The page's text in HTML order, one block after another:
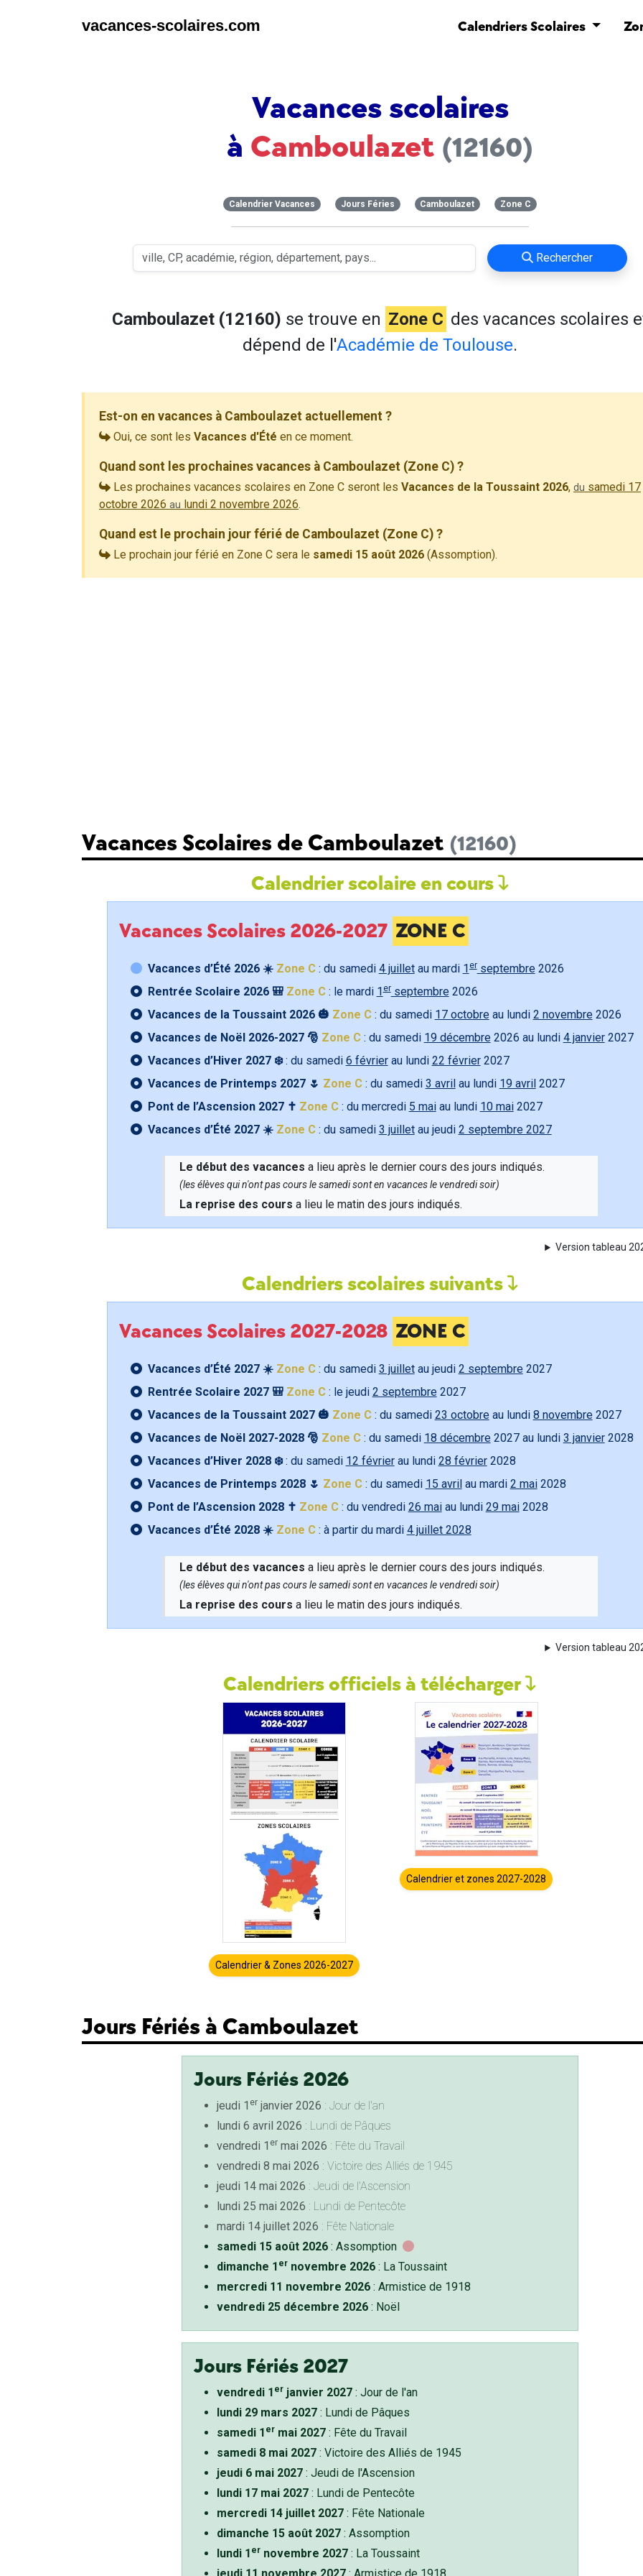
vacances-scolaires.com Calendriers Scolaires
Vacances scolaires
à Camboulazet (12160)
Calendrier Vacances Jours Féries Camboulazet Zone C
Rechercher
Camboulazet (12160) se trouve en Zone C des vacances scolaires
dépend de l'Académie de Toulouse.
Est-on en vacances à Camboulazet actuellement ?
Oui, ce sont les Vacances d'Été en ce moment.
Quand sont les prochaines vacances à Camboulazet (Zone C) ?
Les prochaines vacances scolaires en Zone C seront les Vacances de la Toussaint 2026, du samedi 17
octobre 2026 au lundi 2 novembre 2026.
Quand est le prochain jour férié de Camboulazet (Zone C) ?
Le prochain jour férié en Zone C sera le samedi 15 août 2026 (Assomption).
Vacances Scolaires de Camboulazet (12160)
Calendrier scolaire en cours
Vacances Scolaires 2026-2027 ZONE C
Vacances d’Été 2026 ☀️ Zone C: du samedi 4 juilletau mardi 1 erseptembre 2026
Rentrée Scolaire 2026 🎒 Zone C: le mardi 1erseptembre 2026
Vacances de la Toussaint 2026 🎃 Zone C: du samedi 17 octobre au lundi 2 novembre 2026
Vacances de Noël 2026-2027 🎅 Zone C: du samedi 19 décembre 2026 au lundi 4 janvier2027
Vacances d’Hiver 2027 ❄️: du samedi 6 févrierau lundi 22 février2027
Vacances de Printemps 2027 🌷 Zone C: du samedi 3 avril au lundi 19 avril 2027
Pont de l’Ascension 2027 ✝️ Zone C: du mercredi 5 maiau lundi 10 mai2027
Vacances d’Été 2027 ☀️ Zone C: du samedi 3 juilletau jeudi 2 septembre 2027
Le début des vacances a lieu après le dernier cours des jours indiqués.
(les élèves qui n'ont pas cours le samedi sont en vacances le vendredi soir)
La reprise des cours a lieu le matin des jours indiqués.
Version tableau
Calendriers scolaires suivants
Vacances Scolaires 2027-2028 ZONE C
Vacances d’Été 2027 ☀️ Zone C: du samedi 3 juilletau jeudi 2 septembre 2027
Rentrée Scolaire 2027 🎒 Zone C: le jeudi 2 septembre 2027
Vacances de la Toussaint 2027 🎃 Zone C: du samedi 23 octobre au lundi 8 novembre 2027
Vacances de Noël 2027-2028 🎅 Zone C: du samedi 18 décembre 2027 au lundi 3 janvier2028
Vacances d’Hiver 2028 ❄️: du samedi 12 févrierau lundi 28 février2028
Vacances de Printemps 2028 🌷 Zone C: du samedi 15 avril au mardi 2 mai2028
Pont de l’Ascension 2028 ✝️ Zone C: du vendredi 26 maiau lundi 29 mai2028
Vacances d’Été 2028 ☀️ Zone C: à partir du mardi 4 juillet 2028
Le début des vacances a lieu après le dernier cours des jours indiqués.
(les élèves qui n'ont pas cours le samedi sont en vacances le vendredi soir)
La reprise des cours a lieu le matin des jours indiqués.
Version tableau
Calendriers officiels à télécharger
Calendrier & Zones 2026-2027
Calendrier et zones 2027-2028
Jours Fériés à Camboulazet
Jours Fériés 2026
jeudi 1 erjanvier 2026 : Jour de l'an
lundi 6 avril 2026 : Lundi de Pâques
vendredi 1 ermai 2026 : Fête du Travail
vendredi 8 mai 2026 : Victoire des Alliés de 1945
jeudi 14 mai 2026 : Jeudi de l'Ascension
lundi 25 mai 2026 : Lundi de Pentecôte
mardi 14 juillet 2026 : Fête Nationale
samedi 15 août 2026: Assomption
dimanche 1 ernovembre 2026: La Toussaint
mercredi 11 novembre 2026: Armistice de 1918
vendredi 25 décembre 2026: Noël
Jours Fériés 2027
vendredi 1 erjanvier 2027: Jour de l'an
lundi 29 mars 2027: Lundi de Pâques
samedi 1 ermai 2027: Fête du Travail
samedi 8 mai 2027: Victoire des Alliés de 1945
jeudi 6 mai 2027: Jeudi de l'Ascension
lundi 17 mai 2027: Lundi de Pentecôte
mercredi 14 juillet 2027: Fête Nationale
dimanche 15 août 2027: Assomption
lundi 1 ernovembre 2027: La Toussaint
jeudi 11 novembre 2027: Armistice de 1918